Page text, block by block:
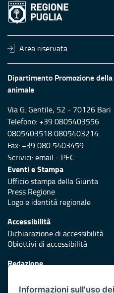
Area riservata
Dipartimento Promozione
animale
Via G. Gentile, 52 - 70126 Bari
Telefono: +39 0805403556
0805403518 0805403214
Fax: +39 080 5403459
Scrivici:email - PEC
Eventi e Stampa
Ufficio stampa della Giunta
Press Regione
Logo e identità regionale
Accessibilità
Dichiarazione di accessibilità
Obiettivi di accessibilità
Redazione
Informazioni sull'uso